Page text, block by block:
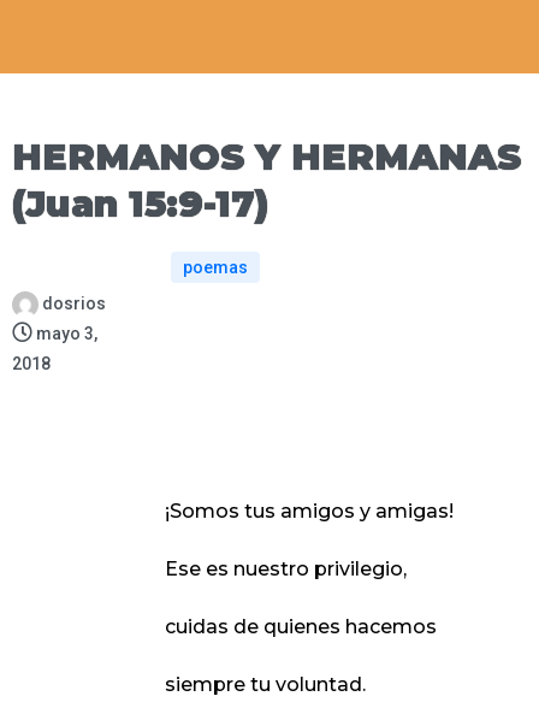
HERMANOS Y HERMANAS
(Juan 15:9-17)
dosrios
mayo 3,
2018
poemas
¡Somos tus amigos y amigas!
Ese es nuestro privilegio,
cuidas de quienes hacemos
siempre tu voluntad.